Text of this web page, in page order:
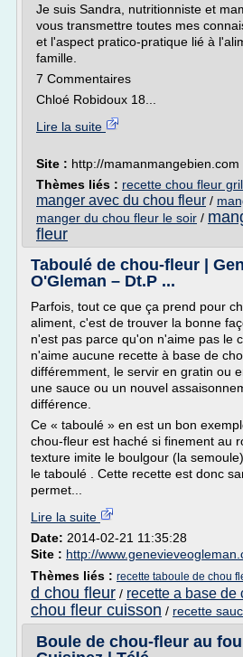
Je suis Sandra, nutritionniste et
vous transmettre toutes mes
et l'aspect pratico-pratique lié à
famille.
7 Commentaires
Chloé Robidoux 18...
Lire la suite
Site : http://mamanmangebien.com
Thèmes liés : recette chou fleur
manger avec du chou fleur /
manger du chou fleur le soir /
fleur
Taboulé de chou-fleur |
O'Gleman – Dt.P ...
Parfois, tout ce que ça prend pour
aliment, c'est de trouver la bonne
n'est pas parce qu'on n'aime pas le
n'aime aucune recette à base de
différemment, le servir en gratin ou
une sauce ou un nouvel
différence.
Ce « taboulé » en est un bon
chou-fleur est haché si finement au
texture imite le boulgour (la
le taboulé . Cette recette est donc
permet...
Lire la suite
Date: 2014-02-21 11:35:28
Site : http://
Thèmes liés : recette taboule de chou
d chou fleur / recette a base de
chou fleur cuisson / recette
Boule de chou-fleur au